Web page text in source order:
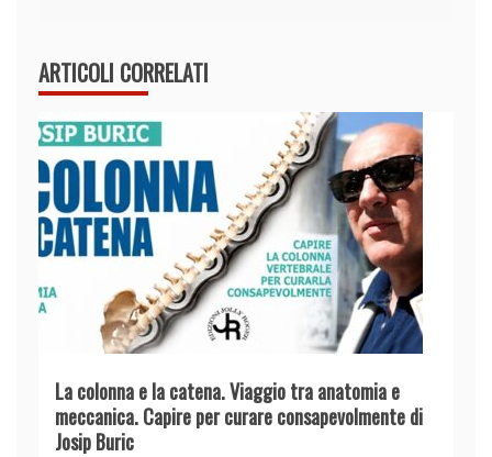
ARTICOLI CORRELATI
La colonna e la catena. Viaggio tra anatomia e
meccanica. Capire per curare consapevolmente di
Josip Buric